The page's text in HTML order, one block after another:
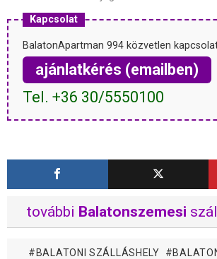
Kapcsolat
BalatonApartman 994 közvetlen
ajánlatkérés (emailben)
Tel. +36 30/5550100
további Balatonszemesi
BALATONI SZÁLLÁSHELY